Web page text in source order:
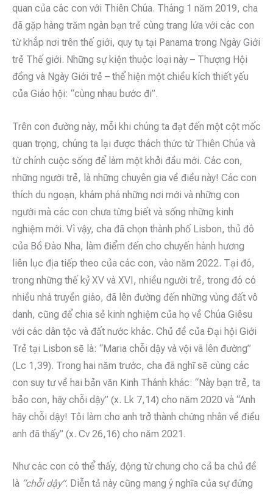
quan của các con với Thiên Chúa. Tháng 1 năm 2019, cha
đã gặp hàng trăm ngàn bạn trẻ cùng trang lứa với các con
từ khắp nơi trên thế giới, quy tụ tại Panama trong Ngày Giới
trẻ Thế giới. Những sự kiện thuộc loại này – Thượng Hội
đồng và Ngày Giới trẻ – thể hiện một chiều kích thiết yếu
của Giáo hội: “cùng nhau bước đi”.
Trên con đường này, mỗi khi chúng ta đạt đến một cột mốc
quan trọng, chúng ta lại được thách thức từ Thiên Chúa và
từ chính cuộc sống để làm một khởi đầu mới. Các con,
những người trẻ, là những chuyên gia về điều này! Các con
thích du ngoạn, khám phá những nơi mới và những con
người mà các con chưa từng biết và sống những kinh
nghiệm mới. Vì vậy, cha đã chọn thành phố Lisbon, thủ đô
của Bồ Đào Nha, làm điểm đến cho chuyến hành hương
liên lục địa tiếp theo của các con, vào năm 2022. Tại đó,
trong những thế kỷ XV và XVI, nhiều người trẻ, trong đó có
nhiều nhà truyền giáo, đã lên đường đến những vùng đất vô
danh, cũng để chia sẻ kinh nghiệm của họ về Chúa Giêsu
với các dân tộc và đất nước khác. Chủ đề của Đại hội Giới
Trẻ tại Lisbon sẽ là: “Maria chỗi dậy và vội vã lên đường”
(Lc 1,39). Trong hai năm trước, cha đã nghĩ sẽ cùng các
con suy tư về hai bản văn Kinh Thánh khác: “Này bạn trẻ, ta
bảo con, hãy chỗi dậy” (x. Lk 7,14) cho năm 2020 và “Anh
hãy chỗi dậy! Tôi làm cho anh trở thành chứng nhân về điều
anh đã thấy” (x. Cv 26,16) cho năm 2021.
Như các con có thể thấy, động từ chung cho cả ba chủ đề
là “chỗi dậy”. Diễn tả này cũng mang ý nghĩa của sự đứng